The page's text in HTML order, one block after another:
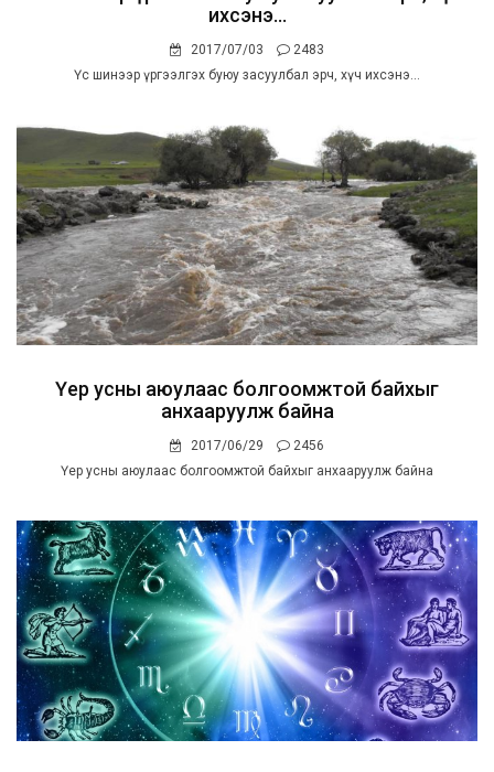
ихсэнэ...
2017/07/03
2483
Үс шинээр үргээлгэх буюу засуулбал эрч, хүч ихсэнэ...
Үер усны аюулаас болгоомжтой байхыг
анхааруулж байна
2017/06/29
2456
Үер усны аюулаас болгоомжтой байхыг анхааруулж байна